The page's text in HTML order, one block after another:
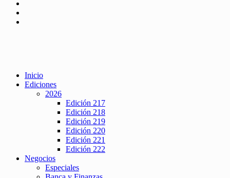
Inicio
Ediciones
2026
Edición 217
Edición 218
Edición 219
Edición 220
Edición 221
Edición 222
Negocios
Especiales